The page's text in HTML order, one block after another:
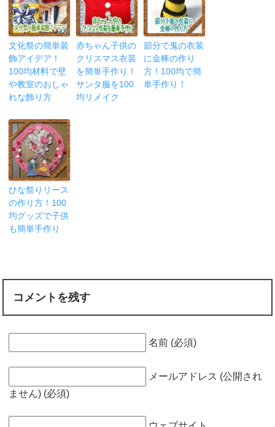
文化祭の簡単装
飾アイデア！
100均材料で壁
や教室のおしゃ
れな飾り方
赤ちゃん子供の
クリスマス衣装
を簡単手作り！
サンタ服を100
均リメイク
節分で鬼の衣装
に金棒の作り
方！100均で簡
単手作り！
ひな祭りリース
の作り方！100
均グッズで子供
も簡単手作り
コメントを残す
名前 (必須)
メールアドレス (公開され
ません) (必須)